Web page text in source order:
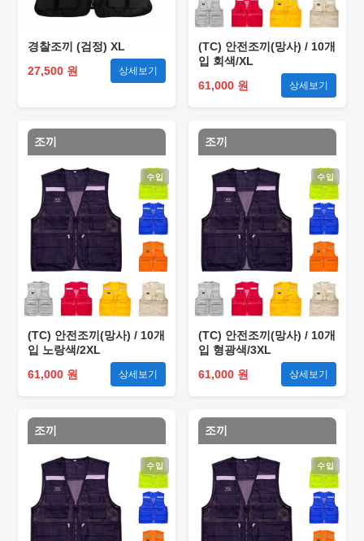
경찰조끼 (검정) XL
27,500 원
상세보기
(TC) 안전조끼(망사) / 10개
입 회색/XL
61,000 원
상세보기
조끼
수입
(TC) 안전조끼(망사) / 10개
입 노랑색/2XL
61,000 원
상세보기
조끼
수입
(TC) 안전조끼(망사) / 10개
입 형광색/3XL
61,000 원
상세보기
조끼
수입
조끼
수입